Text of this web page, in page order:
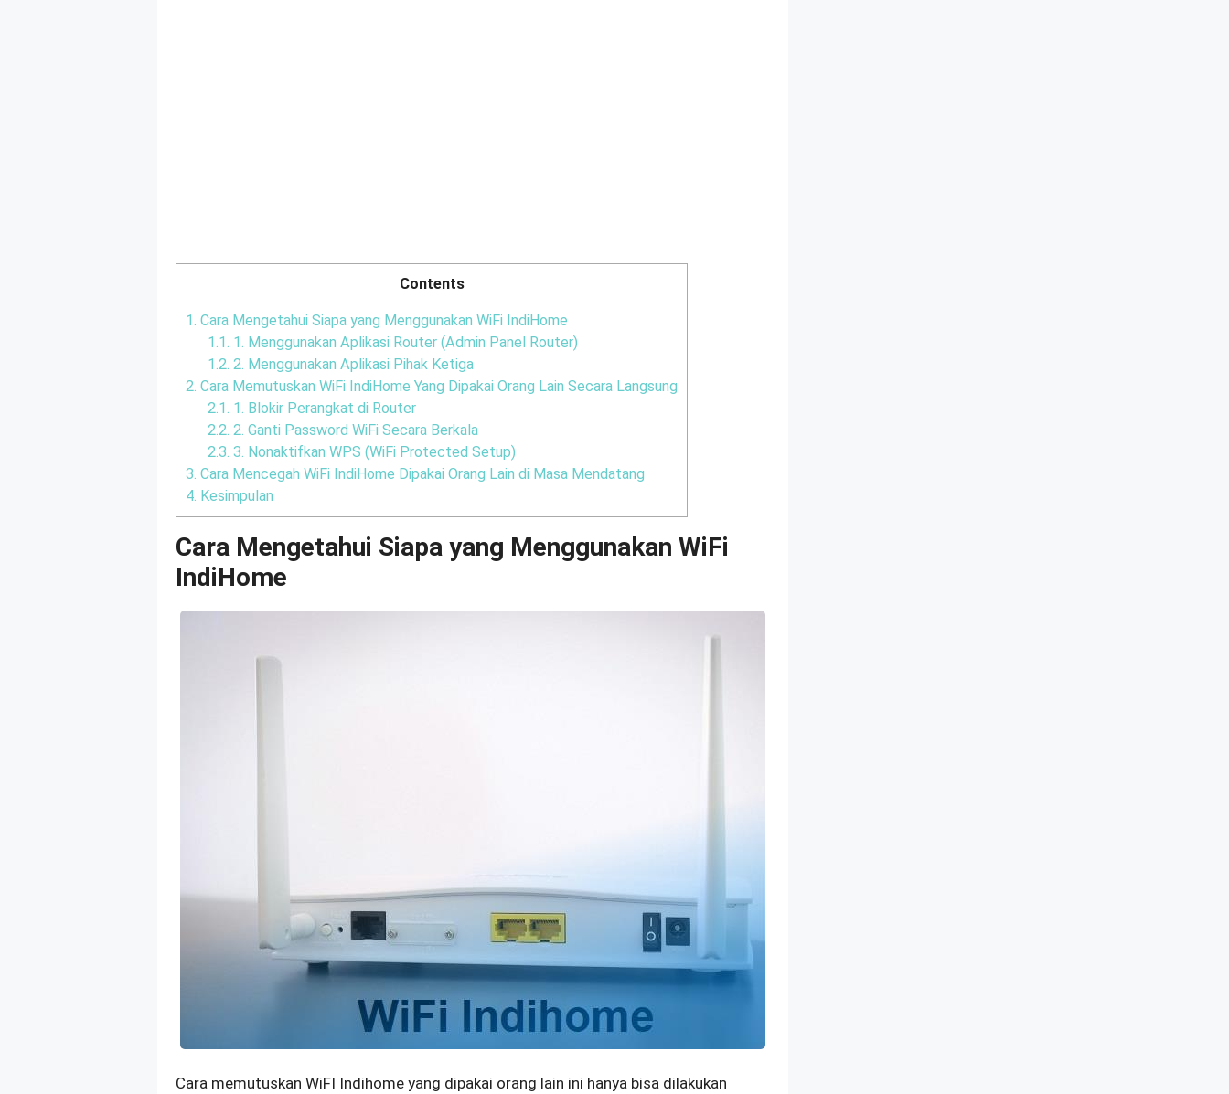
Contents
1. Cara Mengetahui Siapa yang Menggunakan WiFi IndiHome
1.1. 1. Menggunakan Aplikasi Router (Admin Panel Router)
1.2. 2. Menggunakan Aplikasi Pihak Ketiga
2. Cara Memutuskan WiFi IndiHome Yang Dipakai Orang Lain Secara Langsung
2.1. 1. Blokir Perangkat di Router
2.2. 2. Ganti Password WiFi Secara Berkala
2.3. 3. Nonaktifkan WPS (WiFi Protected Setup)
3. Cara Mencegah WiFi IndiHome Dipakai Orang Lain di Masa Mendatang
4. Kesimpulan
Cara Mengetahui Siapa yang Menggunakan WiFi
IndiHome
Cara memutuskan WiFI Indihome yang dipakai orang lain ini hanya bisa dilakukan